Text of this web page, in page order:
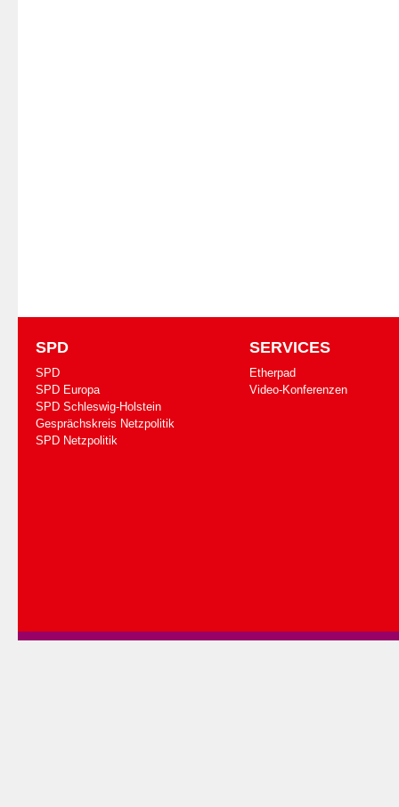
SPD
SPD
SPD Europa
SPD Schleswig-Holstein
Gesprächskreis Netzpolitik
SPD Netzpolitik
SERVICES
Etherpad
Video-Konferenzen